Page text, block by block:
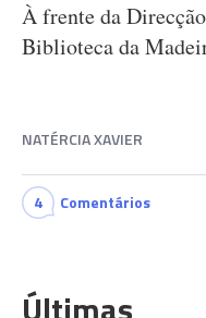
À frente da
Biblioteca da
NATÉRCIA XAVIER
4 Comentários